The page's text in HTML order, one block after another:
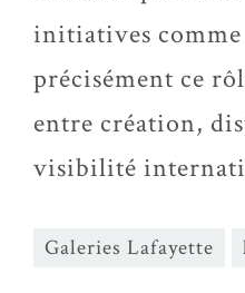
initiatives
précisément ce
entre création,
visibilité
Galeries Lafayette